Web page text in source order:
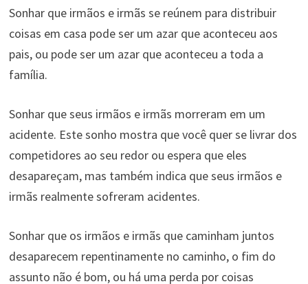
Sonhar que irmãos e irmãs se reúnem para distribuir
coisas em casa pode ser um azar que aconteceu aos
pais, ou pode ser um azar que aconteceu a toda a
família.
Sonhar que seus irmãos e irmãs morreram em um
acidente. Este sonho mostra que você quer se livrar dos
competidores ao seu redor ou espera que eles
desapareçam, mas também indica que seus irmãos e
irmãs realmente sofreram acidentes.
Sonhar que os irmãos e irmãs que caminham juntos
desaparecem repentinamente no caminho, o fim do
assunto não é bom, ou há uma perda por coisas